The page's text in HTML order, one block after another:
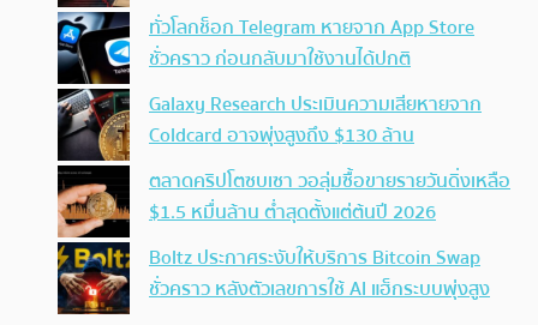
ทั่วโลกช็อก Telegram หายจาก App Store
ชั่วคราว ก่อนกลับมาใช้งานได้ปกติ
Galaxy Research ประเมินความเสียหายจาก
Coldcard อาจพุ่งสูงถึง $130 ล้าน
ตลาดคริปโตซบเซา วอลุ่มซื้อขายรายวันดิ่งเหลือ
$1.5 หมื่นล้าน ต่ำสุดตั้งแต่ต้นปี 2026
Boltz ประกาศระงับให้บริการ Bitcoin Swap
ชั่วคราว หลังตัวเลขการใช้ AI แฮ็กระบบพุ่งสูง